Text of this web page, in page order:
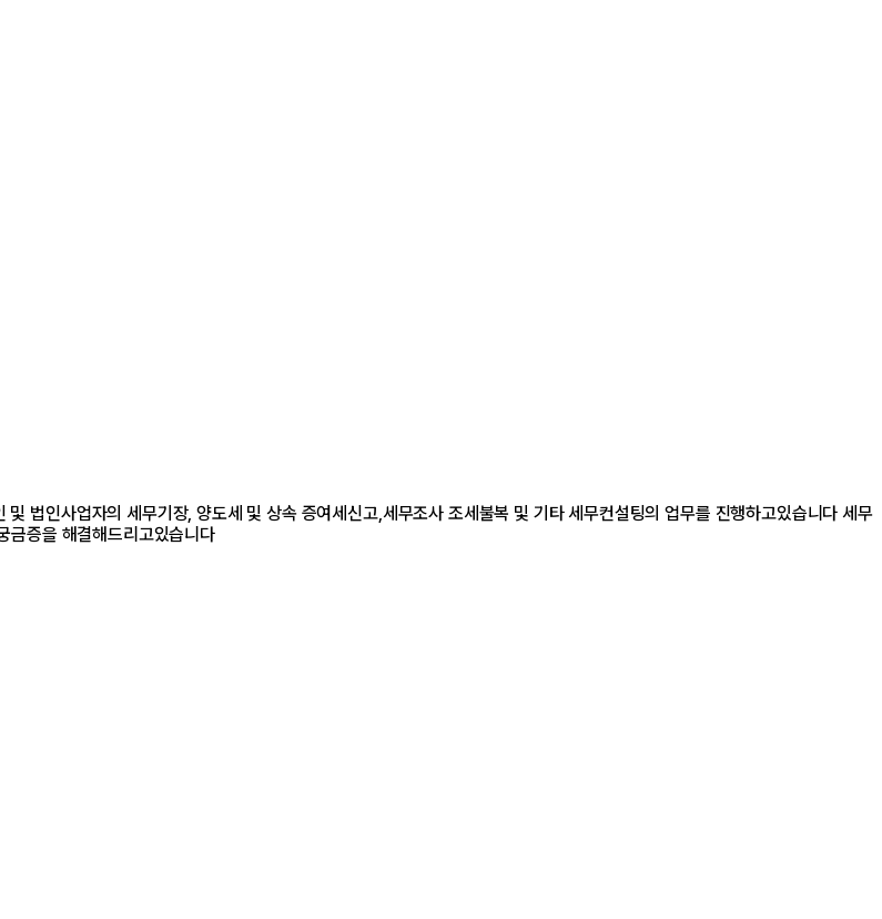
법인사업자의 세무기장, 양도세 및 상속 증여세신고,세무조사 조세불복 및 기타 세무컨설팅의 업무를 진행하고있습니다 세무
금증을 해결해드리고있습니다